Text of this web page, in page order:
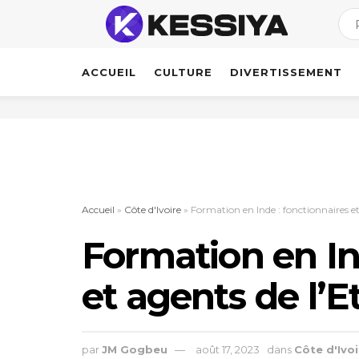
ACCUEIL CULTURE DIVERTISSEMENT
Accueil » Côte d'Ivoire » Formation en Inde : fonctionnaires
Formation en
et agents de
parJM Gogbeu août 17, 2023 dans Côte